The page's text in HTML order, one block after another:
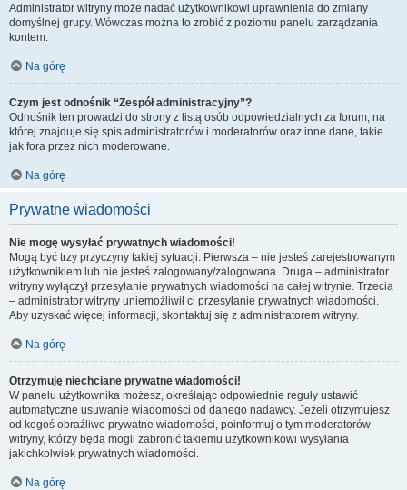
Administrator witryny może nadać użytkownikowi uprawnienia do zmiany
domyślnej grupy. Wówczas można to zrobić z poziomu panelu zarządzania
kontem.
Na górę
Czym jest odnośnik “Zespół administracyjny”?
Odnośnik ten prowadzi do strony z listą osób odpowiedzialnych za forum, na
której znajduje się spis administratorów i moderatorów oraz inne dane, takie
jak fora przez nich moderowane.
Na górę
Prywatne wiadomości
Nie mogę wysyłać prywatnych wiadomości!
Mogą być trzy przyczyny takiej sytuacji. Pierwsza – nie jesteś zarejestrowanym
użytkownikiem lub nie jesteś zalogowany/zalogowana. Druga – administrator
witryny wyłączył przesyłanie prywatnych wiadomości na całej witrynie. Trzecia
– administrator witryny uniemożliwił ci przesyłanie prywatnych wiadomości.
Aby uzyskać więcej informacji, skontaktuj się z administratorem witryny.
Na górę
Otrzymuję niechciane prywatne wiadomości!
W panelu użytkownika możesz, określając odpowiednie reguły ustawić
automatyczne usuwanie wiadomości od danego nadawcy. Jeżeli otrzymujesz
od kogoś obraźliwe prywatne wiadomości, poinformuj o tym moderatorów
witryny, którzy będą mogli zabronić takiemu użytkownikowi wysyłania
jakichkolwiek prywatnych wiadomości.
Na górę